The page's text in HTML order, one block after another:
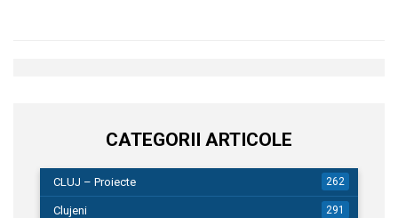
CATEGORII ARTICOLE
CLUJ – Proiecte 262
Clujeni 291